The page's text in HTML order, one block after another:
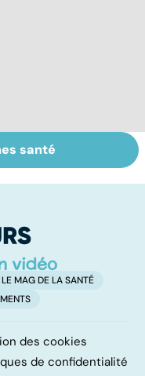
des
: que
?
santé
LE MAG DE LA SANTÉ
des cookies
de confidentialité